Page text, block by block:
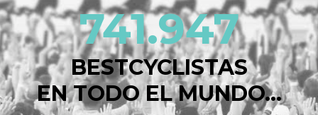
741.947
BESTCYCLISTAS
EN TODO EL MUNDO...